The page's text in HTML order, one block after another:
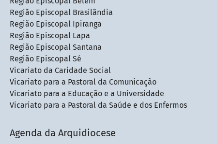
Região Episcopal Brasilândia
Região Episcopal Ipiranga
Região Episcopal Lapa
Região Episcopal Santana
Região Episcopal Sé
Vicariato da Caridade Social
Vicariato para a Pastoral da Comunicação
Vicariato para a Educação e a Universidade
Vicariato para a Pastoral da Saúde e dos Enfermos
Agenda da Arquidiocese